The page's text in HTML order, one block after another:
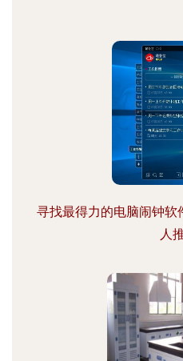
寻找最得力的电脑闹钟软
人